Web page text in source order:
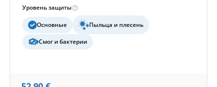
Уровень защиты
Основные Пыльца и плесень
Смог и бактерии